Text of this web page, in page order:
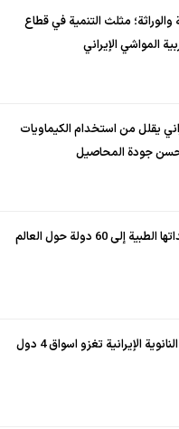
والوراثة؛ مثلث التنمية في قطاع
المواشي الإيراني
يقلل من استخدام الكيماويات
جودة المحاصيل
60 دولة حول العالم
الإيرانية تغزو اسواق 4 دول